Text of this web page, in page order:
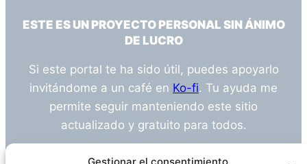
ESTE ES UN PROYECTO PERSONAL SIN ÁNIMO
DE LUCRO
Si este portal te ha sido útil, puedes apoyarlo
invitándome a un café en Ko-fi. Tu ayuda me
permite seguir manteniendo este sitio
actualizado y gratuito para todos.
¿Tienes alguna duda o sugerencia? Escríbeme